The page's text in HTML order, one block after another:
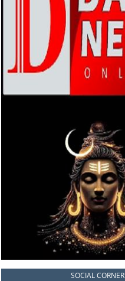
SOCIAL CORNER